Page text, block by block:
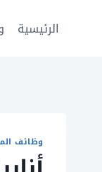
الرئيسية
وظائف